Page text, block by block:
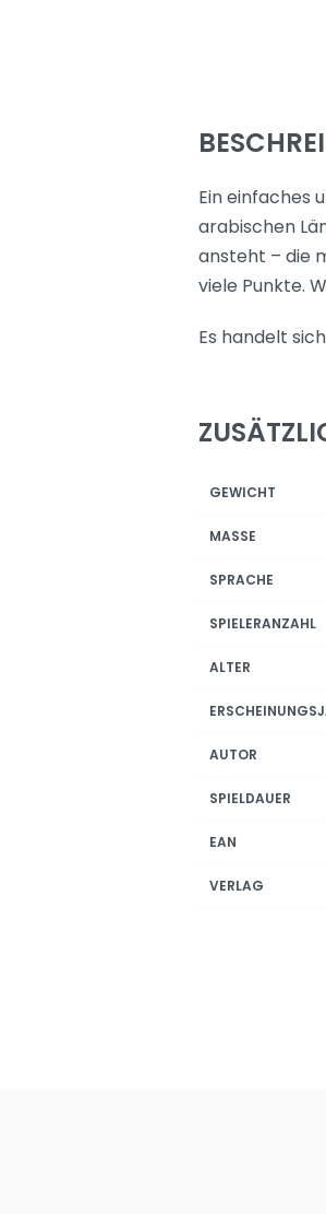
Ein einfaches
arabischen
ansteht – die
viele Punkte.
Es handelt
GEWICHT
MASSE
SPRACHE
SPIELERANZAHL
ALTER
AUTOR
SPIELDAUER
EAN
VERLAG